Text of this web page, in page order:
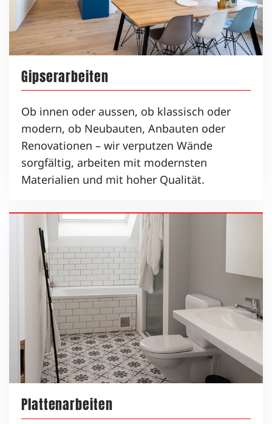
Gipserarbeiten
Ob innen oder aussen, ob klassisch oder
modern, ob Neubauten, Anbauten oder
Renovationen – wir verputzen Wände
sorgfältig, arbeiten mit modernsten
Materialien und mit hoher Qualität.
Plattenarbeiten